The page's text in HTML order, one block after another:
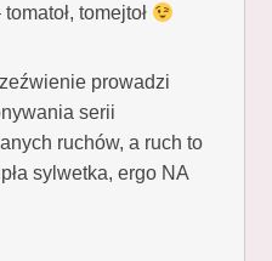
tomejtoł
prowadzi
serii
ruchów, a ruch to
sylwetka, ergo NA